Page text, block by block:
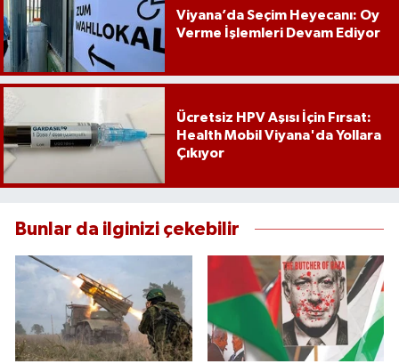
Viyana’da Seçim Heyecanı: Oy
Verme İşlemleri Devam Ediyor
Ücretsiz HPV Aşısı İçin Fırsat:
Health Mobil Viyana'da Yollara
Çıkıyor
Bunlar da ilginizi çekebilir